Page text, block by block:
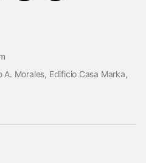
A. Morales, Edificio Casa Marka,